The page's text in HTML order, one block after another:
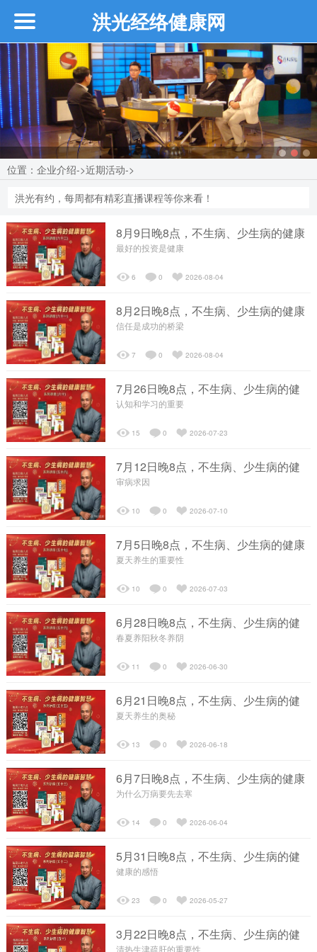
洪光经络健康网
企业介绍
┗━创始人介绍
┗━近期活动
┗━品牌介绍
┗━品牌优势
┗━发展历程
┗━经络梦工场
┗━售后服务
养生理念
┗━核心项目
┗━养生会所
┗━私人订制
精彩视频
┗━经络操视频
├─经络操视频
├─百岁探秘
├─经络讲座
位置： 企业介绍->近期活动->
洪光有约，每周都有精彩直播课程等你来看！
8月9日晚8点，不生病、少生病的健康
智慧系列讲座...
最好的投资是健康
6 0 2026-08-04
8月2日晚8点，不生病、少生病的健康
智慧系列讲座...
信任是成功的桥梁
7 0 2026-08-04
7月26日晚8点，不生病、少生病的健
康智慧系列讲...
认知和学习的重要
15 0 2026-07-23
7月12日晚8点，不生病、少生病的健
康智慧系列讲...
审病求因
10 0 2026-07-10
7月5日晚8点，不生病、少生病的健康
智慧系列讲座...
夏天养生的重要性
10 0 2026-07-03
6月28日晚8点，不生病、少生病的健
康智慧系列讲...
春夏养阳秋冬养阴
11 0 2026-06-30
6月21日晚8点，不生病、少生病的健
康智慧系列讲...
夏天养生的奥秘
13 0 2026-06-18
6月7日晚8点，不生病、少生病的健康
智慧系列讲座...
为什么万病要先去寒
14 0 2026-06-04
5月31日晚8点，不生病、少生病的健
康智慧系列讲...
健康的感悟
23 0 2026-05-27
3月22日晚8点，不生病、少生病的健
康智慧系列讲...
清热生津疏肝的重要性